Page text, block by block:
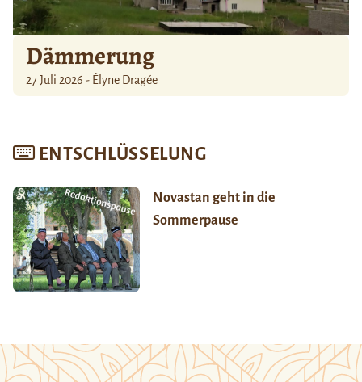
Dämmerung
27 Juli 2026 - Élyne Dragée
ENTSCHLÜSSELUNG
Novastan geht in die
Sommerpause